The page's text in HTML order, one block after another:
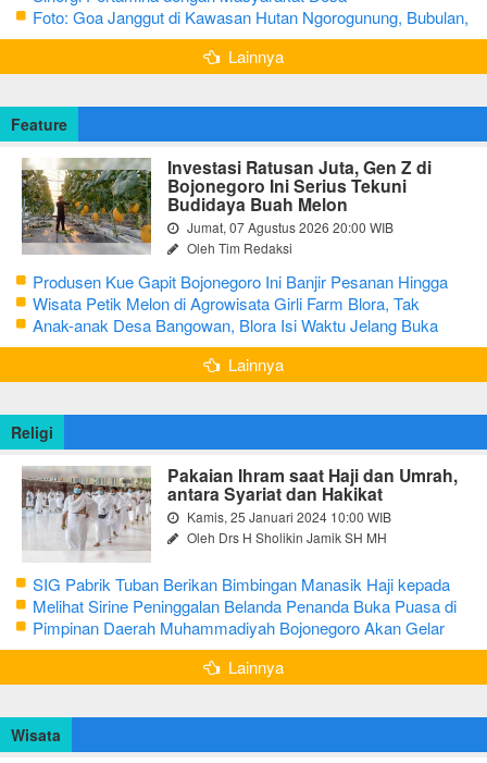
Foto: Goa Janggut di Kawasan Hutan Ngorogunung, Bubulan,
Bojonegoro
Lainnya
Feature
Investasi Ratusan Juta, Gen Z di
Bojonegoro Ini Serius Tekuni
Budidaya Buah Melon
Jumat, 07 Agustus 2026 20:00 WIB
Oleh Tim Redaksi
Produsen Kue Gapit Bojonegoro Ini Banjir Pesanan Hingga
Puluhan Juta di Bulan Ramadan
Wisata Petik Melon di Agrowisata Girli Farm Blora, Tak
Sampai 5 Hari Sudah Ludes Terjual
Anak-anak Desa Bangowan, Blora Isi Waktu Jelang Buka
Puasa dengan Latihan Gamelan
Lainnya
Religi
Pakaian Ihram saat Haji dan Umrah,
antara Syariat dan Hakikat
Kamis, 25 Januari 2024 10:00 WIB
Oleh Drs H Sholikin Jamik SH MH
SIG Pabrik Tuban Berikan Bimbingan Manasik Haji kepada
CJH Kabupaten Tuban
Melihat Sirine Peninggalan Belanda Penanda Buka Puasa di
Pendopo Bupati Blora
Pimpinan Daerah Muhammadiyah Bojonegoro Akan Gelar
Salat Iduladha 9 Juli 2022
Lainnya
Wisata